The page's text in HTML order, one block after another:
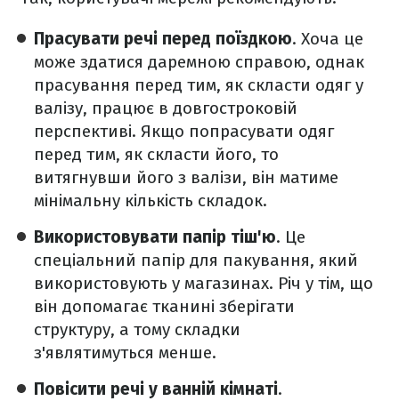
Прасувати речі перед поїздкою. Хоча це
може здатися даремною справою, однак
прасування перед тим, як скласти одяг у
валізу, працює в довгостроковій
перспективі. Якщо попрасувати одяг
перед тим, як скласти його, то
витягнувши його з валізи, він матиме
мінімальну кількість складок.
Використовувати папір тіш'ю. Це
спеціальний папір для пакування, який
використовують у магазинах. Річ у тім, що
він допомагає тканині зберігати
структуру, а тому складки
з'являтимуться менше.
Повісити речі у ванній кімнаті.